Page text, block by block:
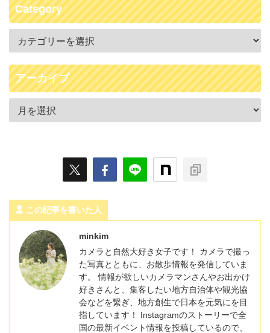
Category
アーカイブ
この記事を書いた人
minkim
カメラと自然大好き女子です！ カメラで撮っ
た写真とともに、お散歩情報を発信していま
す。 情報が欲しいカメラマンさんやお出かけ
好きさんと、集客したい地方自治体や観光協
会などを繋ぎ、地方創生で日本を元気にを目
指しています！ Instagramのストーリーで全
国の最新イベント情報を投稿しているので、